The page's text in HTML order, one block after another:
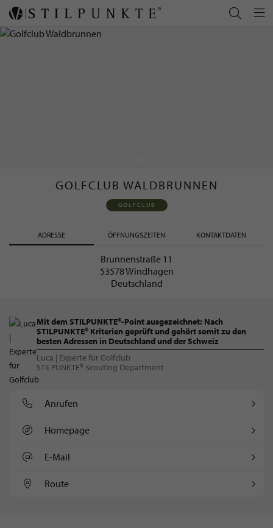
GOLFCLUB WALDBRUNNEN
GOLFCLUB
ADRESSE ÖFFNUNGSZEITEN KONTAKTDATEN
Brunnenstraße 11
53578 Windhagen
Deutschland
Mit dem STILPUNKTE®-Point ausgezeichnet: Nach
STILPUNKTE® Kriterien geprüft und gehört somit zu den
besten Adressen in Deutschland und der Schweiz
Luca | Experte für Golfclub
STILPUNKTE® Scouting Department
Anrufen
Homepage
E-Mail
Route